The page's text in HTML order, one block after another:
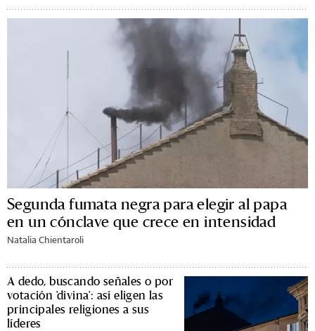
Segunda fumata negra para elegir al papa
en un cónclave que crece en intensidad
Natalia Chientaroli
A dedo, buscando señales o por
votación 'divina': así eligen las
principales religiones a sus
líderes